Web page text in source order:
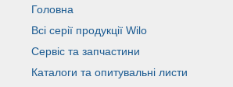
Головна
Всі серії продукції Wilo
Сервіс та запчастини
Каталоги та опитувальні листи